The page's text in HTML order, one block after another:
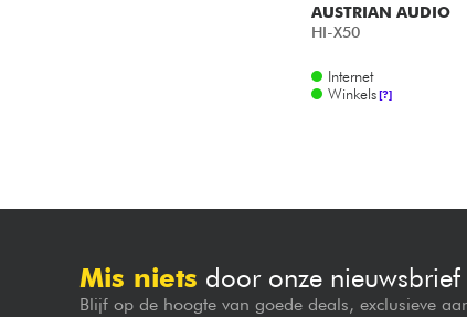
AUSTRIAN AUDIO
HI-X50
Internet
Winkels[?]
Mis niets door onze
Blijf op de hoogte van goede deals, exclusieve